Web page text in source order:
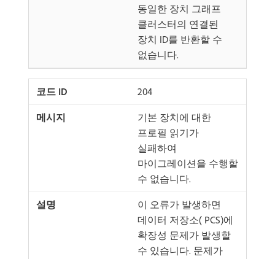
동일한 장치 그래프
클러스터의 연결된
장치 ID를 반환할 수
없습니다.
204
기본 장치에 대한
프로필 읽기가
실패하여
마이그레이션을 수행할
수 없습니다.
이 오류가 발생하면
데이터 저장소( PCS)에
확장성 문제가 발생할
수 있습니다. 문제가